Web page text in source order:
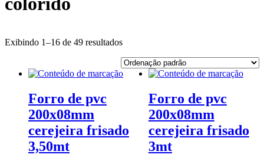
Exibindo 1–16 de 49 resultados
Forro de pvc
200x08mm
cerejeira frisado
3,50mt
Forro de pvc
200x08mm
cerejeira frisado
3mt